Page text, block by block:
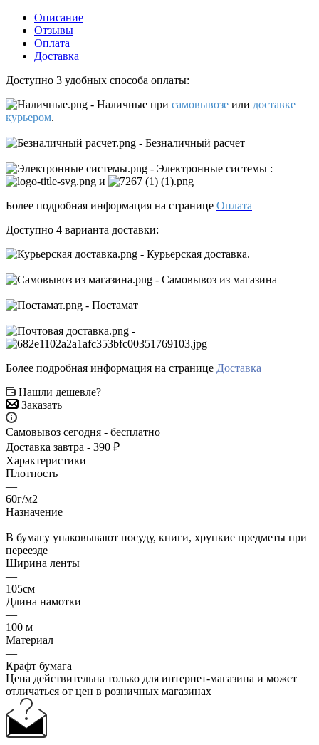
Описание
Отзывы
Оплата
Доставка
Доступно 3 удобных способа оплаты:
- Наличные при самовывозе или доставке
курьером.
- Безналичный расчет
- Электронные системы :
и
Более подробная информация на странице Оплата
Доступно 4 варианта доставки:
- Курьерская доставка.
- Самовывоз из магазина
- Постамат
-
Более подробная информация на странице Доставка
Нашли дешевле?
Заказать
Самовывоз сегодня - бесплатно
Доставка завтра - 390 ₽
Характеристики
Плотность
—
60г/м2
Назначение
—
В бумагу упаковывают посуду, книги, хрупкие предметы при
переезде
Ширина ленты
—
105см
Длина намотки
—
100 м
Материал
—
Крафт бумага
Цена действительна только для интернет-магазина и может
отличаться от цен в розничных магазинах